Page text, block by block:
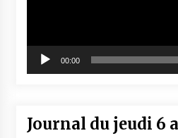
00:00
Journal du jeudi 6